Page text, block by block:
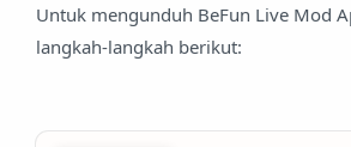
Untuk mengunduh BeFun Live Mod
langkah-langkah berikut: